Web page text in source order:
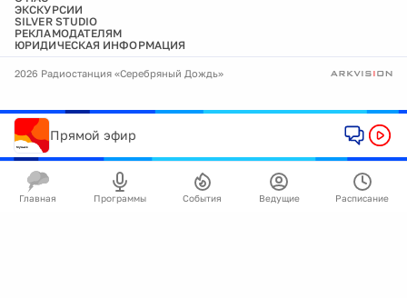
ЭКСКУРСИИ
SILVER STUDIO
РЕКЛАМОДАТЕЛЯМ
ЮРИДИЧЕСКАЯ ИНФОРМАЦИЯ
2026 Радиостанция «Серебряный Дождь»
Прямой эфир
Главная Программы События Ведущие Расписание